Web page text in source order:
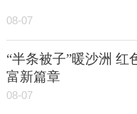
08-07
“半条被子”暖沙洲 红
富新篇章
08-07